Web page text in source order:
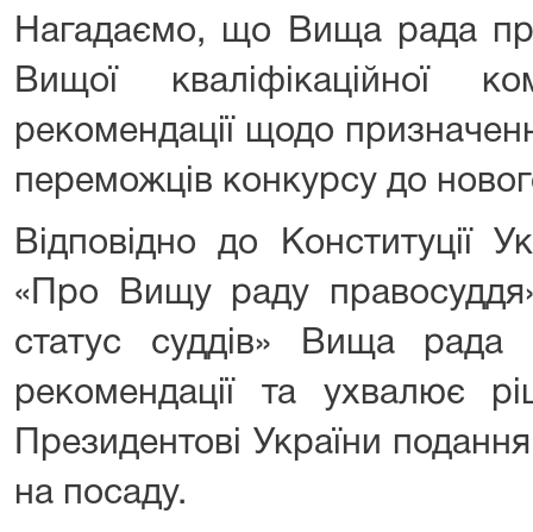
Нагадаємо, що Вища рада
Вищої кваліфікаційної
рекомендації щодо
переможців конкурсу до
Відповідно до Конституції
«Про Вищу раду
статус суддів» Вища рада
рекомендації та ухвалює
Президентові України
на посаду.